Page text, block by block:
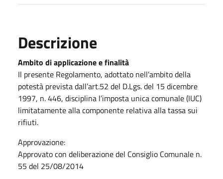
Descrizione
Ambito di applicazione e finalità
Il presente Regolamento, adottato nell’ambito della
potestà prevista dall’art.52 del D.Lgs. del 15 dicembre
1997, n. 446, disciplina l’imposta unica comunale (IUC)
limitatamente alla componente relativa alla tassa sui
rifiuti.
Approvazione:
Approvato con deliberazione del Consiglio Comunale n.
55 del 25/08/2014